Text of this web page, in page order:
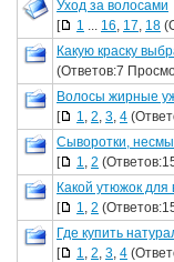
Уход за волосами
[
1 ... 16, 17, 18
Какую краску
(Ответов:7
Волосы жирные
[
1, 2, 3, 4
Сыворотки,
[
1, 2
Какой утюжок для
[
1, 2
Где купить
[
1, 2, 3, 4